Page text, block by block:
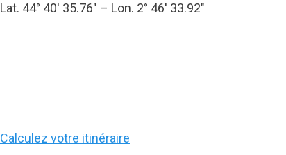
Lat. 44° 40′ 35.76″ – Lon. 2° 46′ 33.92″
Calculez votre itinéraire